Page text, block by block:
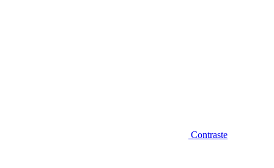
Contraste